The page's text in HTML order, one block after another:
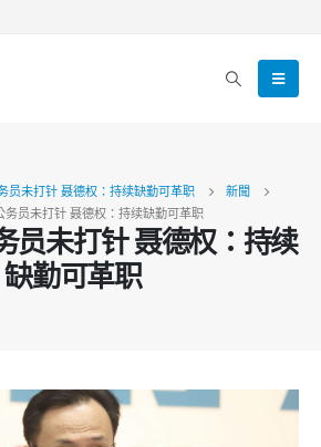
员未打针 聂德权：持续缺勤可革职
新聞
务员未打针 聂德权：持续缺勤可革职
员未打针 聂德权：持续
缺勤可革职